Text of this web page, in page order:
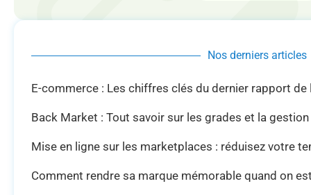
Nos derniers articles
E-commerce : Les chiffres clés du dernier rapport de
Back Market : Tout savoir sur les grades et la
Mise en ligne sur les marketplaces : réduisez votre
Comment rendre sa marque mémorable quand on